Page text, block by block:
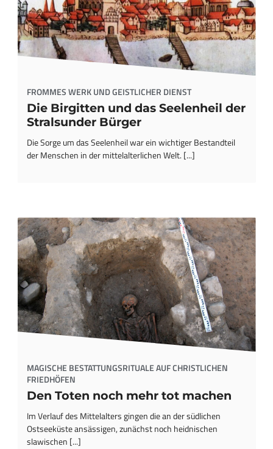
FROMMES WERK UND GEISTLICHER DIENST
Die Birgitten und das Seelenheil der
Stralsunder Bürger
Die Sorge um das Seelenheil war ein wichtiger Bestandteil
der Menschen in der mittelalterlichen Welt. [...]
MAGISCHE BESTATTUNGSRITUALE AUF CHRISTLICHEN
FRIEDHÖFEN
Den Toten noch mehr tot machen
Im Verlauf des Mittelalters gingen die an der südlichen
Ostseeküste ansässigen, zunächst noch heidnischen
slawischen [...]